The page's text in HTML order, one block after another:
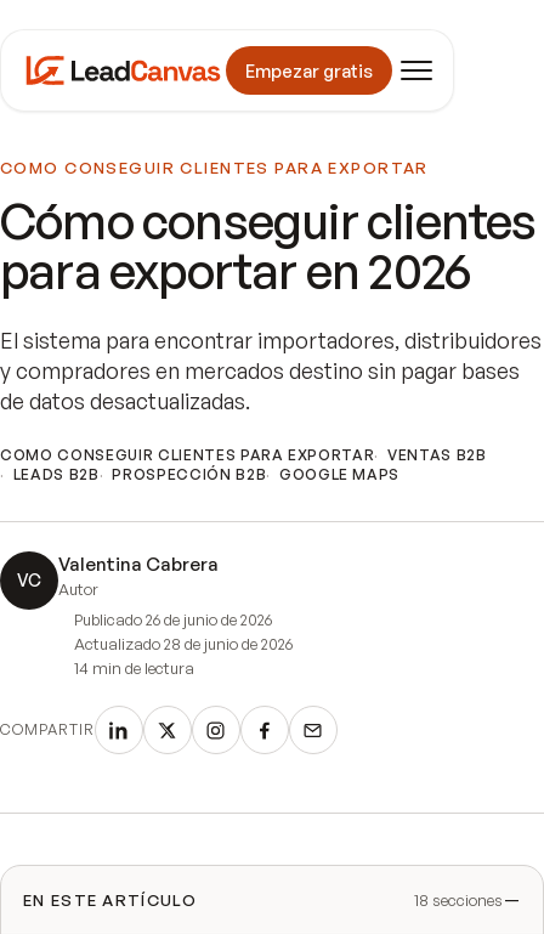
Empezar gratis
COMO CONSEGUIR CLIENTES PARA EXPORTAR
Cómo conseguir clientes
para exportar en 2026
El sistema para encontrar importadores, distribuidores
y compradores en mercados destino sin pagar bases
de datos desactualizadas.
COMO CONSEGUIR CLIENTES PARA EXPORTAR
VENTAS B2B
LEADS B2B
PROSPECCIÓN B2B GOOGLE MAPS
VC
Valentina Cabrera
Autor
Publicado26 de junio de 2026
Actualizado28 de junio de 2026
14 min de lectura
COMPARTIR
EN ESTE ARTÍCULO 18 secciones